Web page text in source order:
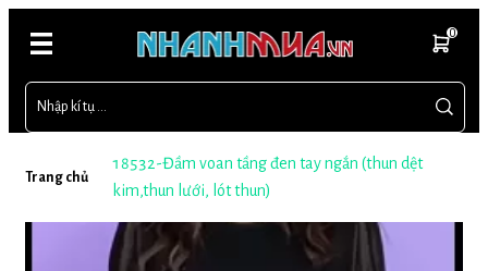
0
Trang chủ
18532-Đầm voan tầng đen tay ngắn (thun dệt
kim,thun lưới, lót thun)